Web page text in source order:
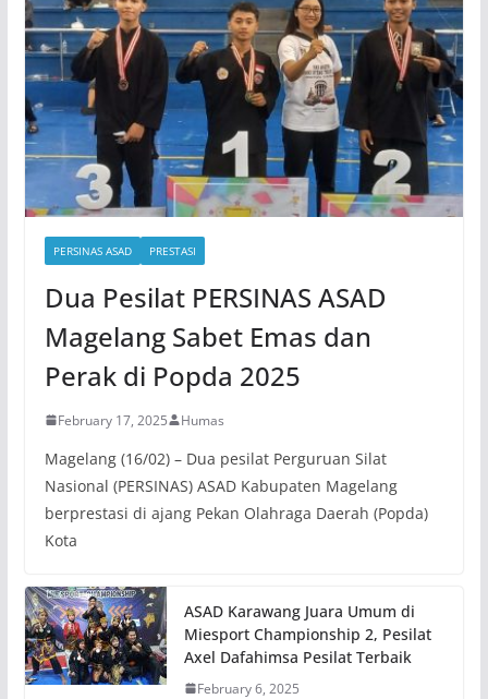
PERSINAS ASAD PRESTASI
Dua Pesilat PERSINAS ASAD
Magelang Sabet Emas dan
Perak di Popda 2025
February 17, 2025 Humas
Magelang (16/02) – Dua pesilat Perguruan Silat
Nasional (PERSINAS) ASAD Kabupaten Magelang
berprestasi di ajang Pekan Olahraga Daerah (Popda)
Kota
ASAD Karawang Juara Umum di
Miesport Championship 2, Pesilat
Axel Dafahimsa Pesilat Terbaik
February 6, 2025